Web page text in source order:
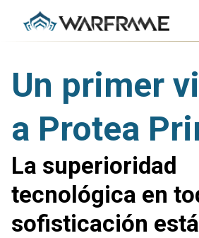
Un primer
a Protea
La superioridad
tecnológica en
sofisticación